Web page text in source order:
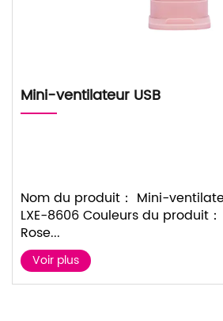
Mini-ventilateur USB
Nom du produit： Mini-
LXE-8606 Couleurs du produit
Rose...
Voir plus